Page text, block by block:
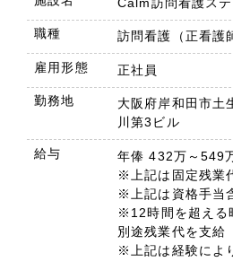
職種 訪問看護（正看護
雇用形態 正社員
勤務地
大阪府岸和田市
川第3ビル
給与
年俸 432万～549
※上記は固定残業
※上記は資格手当
※12時間を超える
別途残業代を支給
※上記は経験によ